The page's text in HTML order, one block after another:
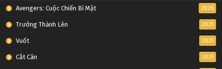
Avengers: Cuộc Chiến Bí Mật 2026
Trưởng Thành Lên 2025
Vuốt 2025
Cắt Cân 2025